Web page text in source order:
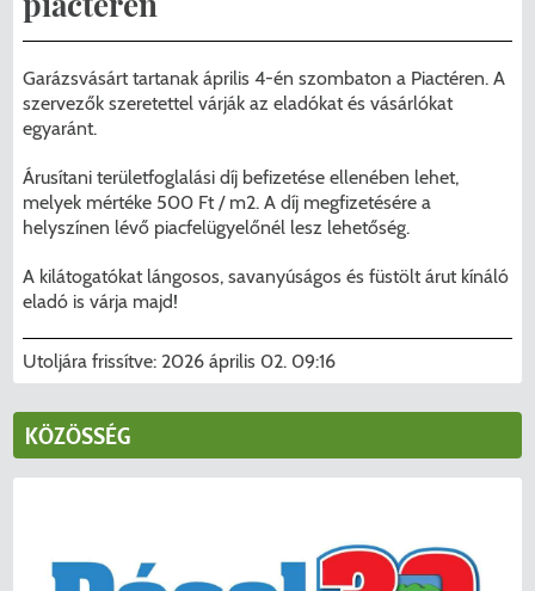
Központhoz való csatlakozása
korszerűsítése
Komplex csapadékvíz-elvezetés
korszerűsítése Pécelen II. ütem
Pécel Város Önkormányzata 250 000
000 Ft értékű támogatást nyert az
alábbi projekt vonatkozásában.
Menzakártya/Applikáció
Kedvezmények/Diéta/Allergia
Étkezési térítési díjak
Kapcsolat
2025/2026. tanév
Garázsvásárt tartanak április 4-én szombaton a Piactéren. A
szervezők szeretettel várják az eladókat és vásárlókat
egyaránt.
Árusítani területfoglalási díj befizetése ellenében lehet,
melyek mértéke 500 Ft / m2. A díj megfizetésére a
helyszínen lévő piacfelügyelőnél lesz lehetőség.
A kilátogatókat lángosos, savanyúságos és füstölt árut kínáló
eladó is várja majd!
Utoljára frissítve: 2026 április 02. 09:16
KÖZÖSSÉG